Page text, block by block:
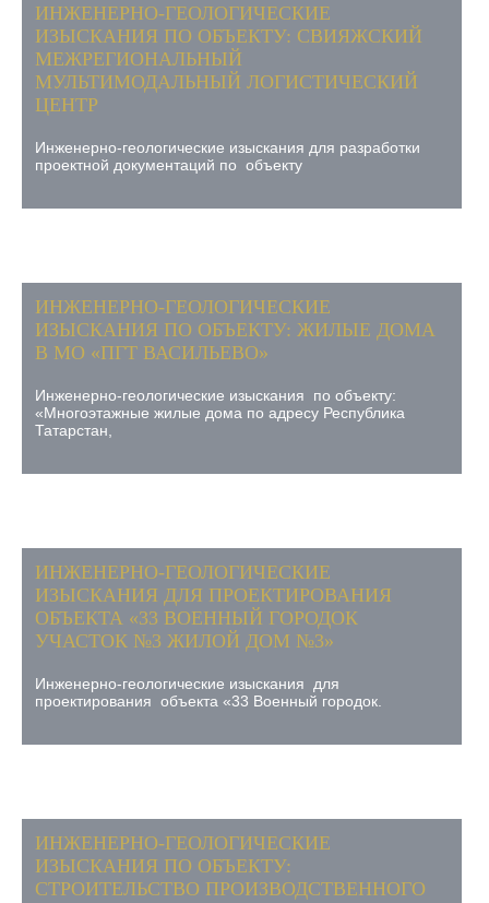
ИНЖЕНЕРНО-ГЕОЛОГИЧЕСКИЕ
ИЗЫСКАНИЯ ПО ОБЪЕКТУ: СВИЯЖСКИЙ
МЕЖРЕГИОНАЛЬНЫЙ
МУЛЬТИМОДАЛЬНЫЙ ЛОГИСТИЧЕСКИЙ
ЦЕНТР
Инженерно-геологические изыскания для разработки
проектной документаций по объекту
ИНЖЕНЕРНО-ГЕОЛОГИЧЕСКИЕ
ИЗЫСКАНИЯ ПО ОБЪЕКТУ: ЖИЛЫЕ ДОМА
В МО «ПГТ ВАСИЛЬЕВО»
Инженерно-геологические изыскания по объекту:
«Многоэтажные жилые дома по адресу Республика
Татарстан,
ИНЖЕНЕРНО-ГЕОЛОГИЧЕСКИЕ
ИЗЫСКАНИЯ ДЛЯ ПРОЕКТИРОВАНИЯ
ОБЪЕКТА «33 ВОЕННЫЙ ГОРОДОК
УЧАСТОК №3 ЖИЛОЙ ДОМ №3»
Инженерно-геологические изыскания для
проектирования объекта «33 Военный городок.
ИНЖЕНЕРНО-ГЕОЛОГИЧЕСКИЕ
ИЗЫСКАНИЯ ПО ОБЪЕКТУ:
СТРОИТЕЛЬСТВО ПРОИЗВОДСТВЕННОГО